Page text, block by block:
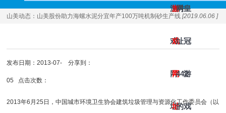
游
戏
网
址-
游
戏
网
址
网
址
442
的
件皇
冠
游
戏
山美动态： 山美股份助力海螺水泥分宜年产100万吨机制砂生产线 [2019.06.06 ]
分享到：
发布日期：2013-07-
05 点击次数：
2013年6月25日，中国城市环境卫生协会建筑垃圾管理与资源化工作委员会（以